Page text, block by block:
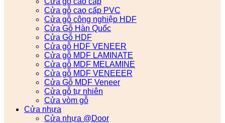
Cửa gỗ cao cấp PVC
Cửa gỗ công nghiệp HDF
Cửa Gỗ Hàn Quốc
Cửa Gỗ HDF
Cửa gỗ HDF VENEER
Cửa gỗ MDF LAMINATE
Cửa gỗ MDF MELAMINE
Cửa gỗ MDF VENEEER
Cửa Gỗ MDF Veneer
Cửa gỗ tự nhiên
Cửa vòm gỗ
Cửa nhựa
Cửa nhựa @Door